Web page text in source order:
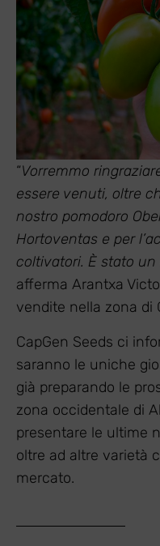
“Vorremmo
essere venuti, oltre
nostro pomodoro
Hortoventas e per
coltivatori. È stato
afferma Arantxa
vendite nella zona di
CapGen Seeds ci
saranno le uniche
già preparando le
zona occidentale di
presentare le ultime
oltre ad altre varietà
mercato.